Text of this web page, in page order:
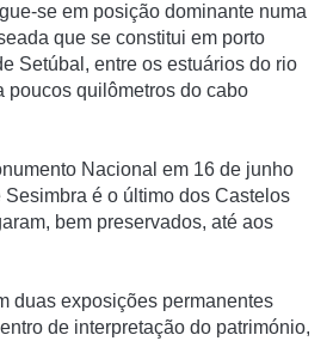
se em posição dominante numa
que se constitui em porto
Setúbal, entre os estuários do rio
poucos quilômetros do cabo
Nacional em 16 de junho
é o último dos Castelos
bem preservados, até aos
duas exposições permanentes
de interpretação do património,